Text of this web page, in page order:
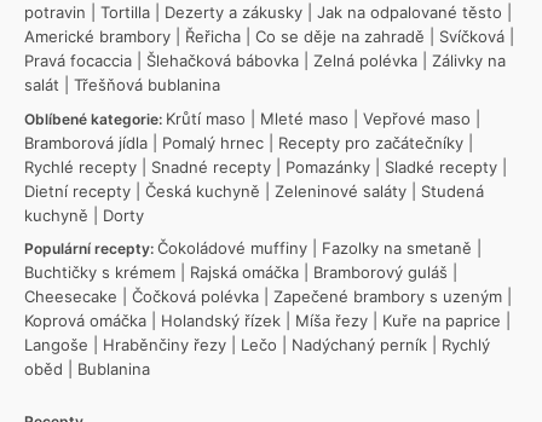
potravin
Tortilla Dezerty a zákusky Jak na odpalované těsto
Americké brambory
Řeřicha Co se děje na zahradě Svíčková
Pravá focaccia
Šlehačková bábovka Zelná polévka
Zálivky na
salát
Třešňová bublanina
Oblíbené kategorie: Krůtí maso Mleté maso Vepřové maso
Bramborová jídla
Pomalý hrnec Recepty pro začátečníky
Rychlé recepty
Snadné recepty Pomazánky Sladké recepty
Dietní recepty
Česká kuchyně Zeleninové saláty
Studená
kuchyně
Dorty
Populární recepty: Čokoládové muffiny Fazolky na smetaně
Buchtičky s krémem
Rajská omáčka Bramborový guláš
Cheesecake
Čočková polévka Zapečené brambory s uzeným
Koprová omáčka
Holandský řízek Míša řezy Kuře na paprice
Langoše
Hraběnčiny řezy Lečo Nadýchaný perník
Rychlý
oběd
Bublanina